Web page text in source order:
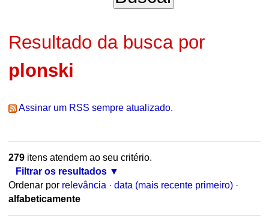
Resultado da busca por
plonski
Assinar um RSS sempre atualizado.
279itens atendem ao seu critério.
Filtrar os resultados
Ordenar por relevância · data (mais recente primeiro) ·
alfabeticamente